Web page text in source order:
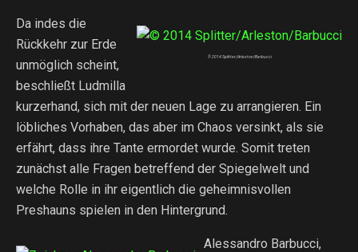
© 2014 Splitter/Arleston/Barbucci
Da indes die
Rückkehr zur Erde
unmöglich scheint,
beschließt Ludmilla
kurzerhand, sich mit der neuen Lage zu arrangieren. Ein
löbliches Vorhaben, das aber im Chaos versinkt, als sie
erfährt, dass ihre Tante ermordet wurde. Somit treten
zunächst alle Fragen betreffend der Spiegelwelt und
welche Rolle in ihr eigentlich die geheimnisvollen
Preshauns spielen in den Hintergrund.
Alessandro Barbucci,